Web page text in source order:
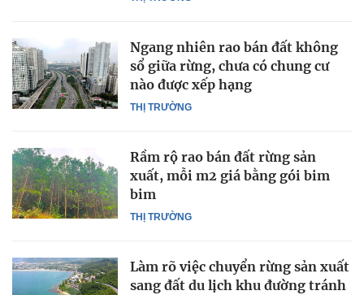
THỊ TRƯỜNG
Ngang nhiên rao bán đất không
sổ giữa rừng, chưa có chung cư
nào được xếp hạng
THỊ TRƯỜNG
Rầm rộ rao bán đất rừng sản
xuất, mỗi m2 giá bằng gói bim
bim
Làm rõ việc chuyển rừng sản xuất
sang đất du lịch khu đường tránh